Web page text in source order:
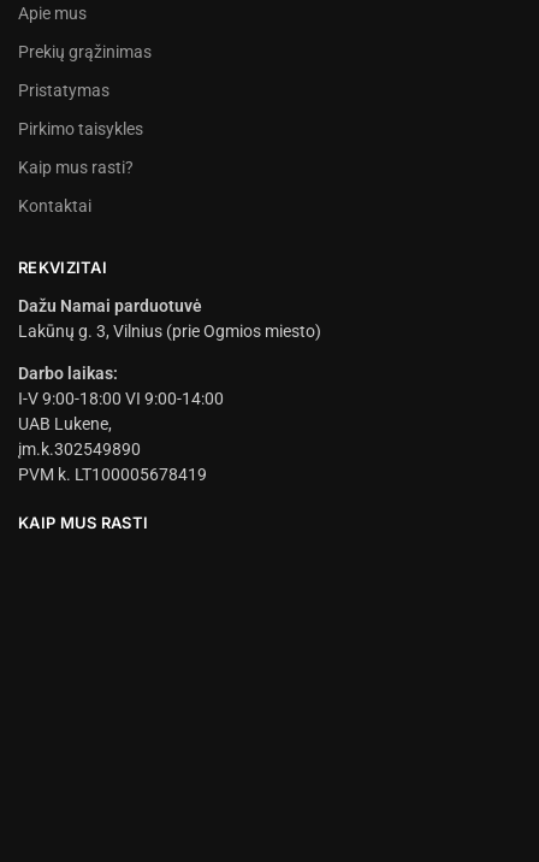
Apie mus
Prekių grąžinimas
Pristatymas
Pirkimo taisykles
Kaip mus rasti?
Kontaktai
REKVIZITAI
Dažu Namai parduotuvė
Lakūnų g. 3, Vilnius (prie Ogmios miesto)
Darbo laikas:
I-V 9:00-18:00 VI 9:00-14:00
UAB Lukene,
įm.k.302549890
PVM k. LT100005678419
KAIP MUS RASTI